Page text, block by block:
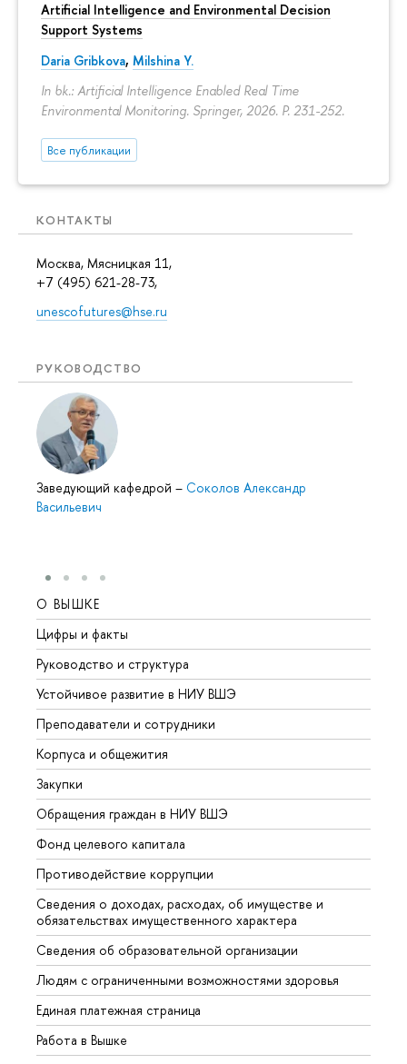
Artificial Intelligence and Environmental Decision
Support Systems
Daria Gribkova, Milshina Y.
In bk.: Artificial Intelligence Enabled Real Time
Environmental Monitoring. Springer, 2026. P. 231-252.
Все публикации
КОНТАКТЫ
Москва, Мясницкая 11,
+7 (495) 621-28-73,
unescofutures@hse.ru
РУКОВОДСТВО
Заведующий кафедрой – Соколов Александр
Васильевич
О ВЫШКЕ
Цифры и факты
Руководство и структура
Устойчивое развитие в НИУ ВШЭ
Преподаватели и сотрудники
Корпуса и общежития
Закупки
Обращения граждан в НИУ ВШЭ
Фонд целевого капитала
Противодействие коррупции
Сведения о доходах, расходах, об имуществе и
обязательствах имущественного характера
Сведения об образовательной организации
Людям с ограниченными возможностями здоровья
Единая платежная страница
Работа в Вышке